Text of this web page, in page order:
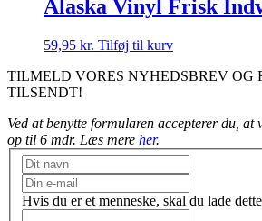
Alaska Vinyl Frisk
59,95 kr. Tilføj til kurv
TILMELD VORES NYHEDSBREV OG
TILSENDT!
Ved at benytte formularen accepterer du, at
op til 6 mdr. Læs mere her.
Nyhedsbrev
Hvis du er et menneske, skal du lade